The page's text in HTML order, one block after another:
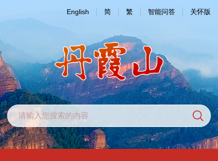
English 简 繁 智能问答 关怀版